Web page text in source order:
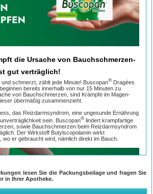
die Ursache von Bauchschmerzen-
gut verträglich!
schmerzt, zählt jede Minute! Buscopan®Dragées
bereits innerhalb von nur 15 Minuten zu
von Bauchschmerzen, sind Krämpfe im Magen-
übermäßig zusammenzieht.
das Reizdarmsyndrom, eine ungesunde Ernährung
sein. Buscopan®lindert krampfartige
sowie Bauchschmerzen beim Reizdarmsyndrom
Der Wirkstoff Butylscopolamin wirkt
wo er gebraucht wird, nämlich direkt im Bauch.
lesen Sie die Packungsbeilage und fragen Sie
in Ihrer Apotheke.